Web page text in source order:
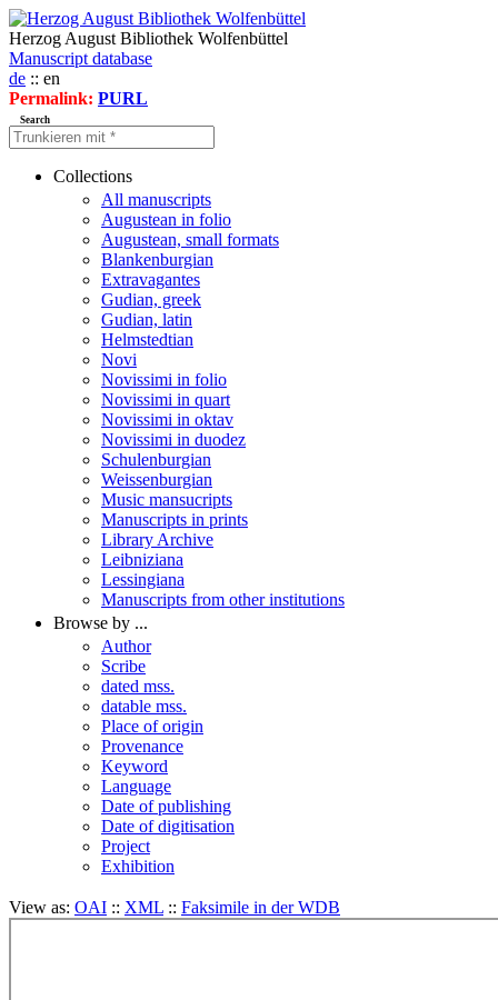
Herzog August Bibliothek Wolfenbüttel
Manuscript database
de :: en
Permalink: PURL
Search
Collections
All manuscripts
Augustean in folio
Augustean, small formats
Blankenburgian
Extravagantes
Gudian, greek
Gudian, latin
Helmstedtian
Novi
Novissimi in folio
Novissimi in quart
Novissimi in oktav
Novissimi in duodez
Schulenburgian
Weissenburgian
Music mansucripts
Manuscripts in prints
Library Archive
Leibniziana
Lessingiana
Manuscripts from other institutions
Browse by ...
Author
Scribe
dated mss.
datable mss.
Place of origin
Provenance
Keyword
Language
Date of publishing
Date of digitisation
Project
Exhibition
View as: OAI :: XML :: Faksimile in der WDB